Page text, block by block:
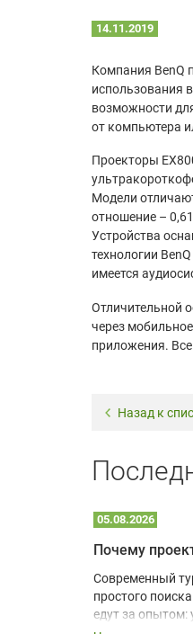
14.11.2019
Компания BenQ
использования
возможности
от компьютера
Проекторы
Модели
отношение –
Устройства
технологии
имеется
Отличительной
через
приложения.
Назад к
05.08.2026
Современный
простого
едут за опытом: